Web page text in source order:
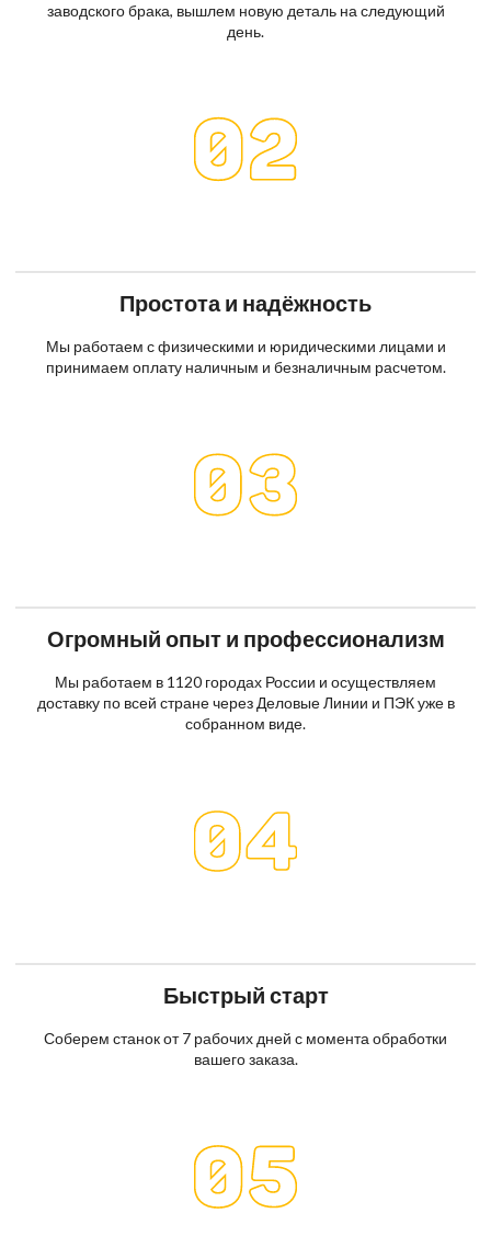
заводского брака, вышлем новую деталь на следующий
день.
Простота и надёжность
Мы работаем с физическими и юридическими лицами и
принимаем оплату наличным и безналичным расчетом.
Огромный опыт и профессионализм
Мы работаем в 1120 городах России и осуществляем
доставку по всей стране через Деловые Линии и ПЭК уже в
собранном виде.
Быстрый старт
Соберем станок от 7 рабочих дней с момента обработки
вашего заказа.